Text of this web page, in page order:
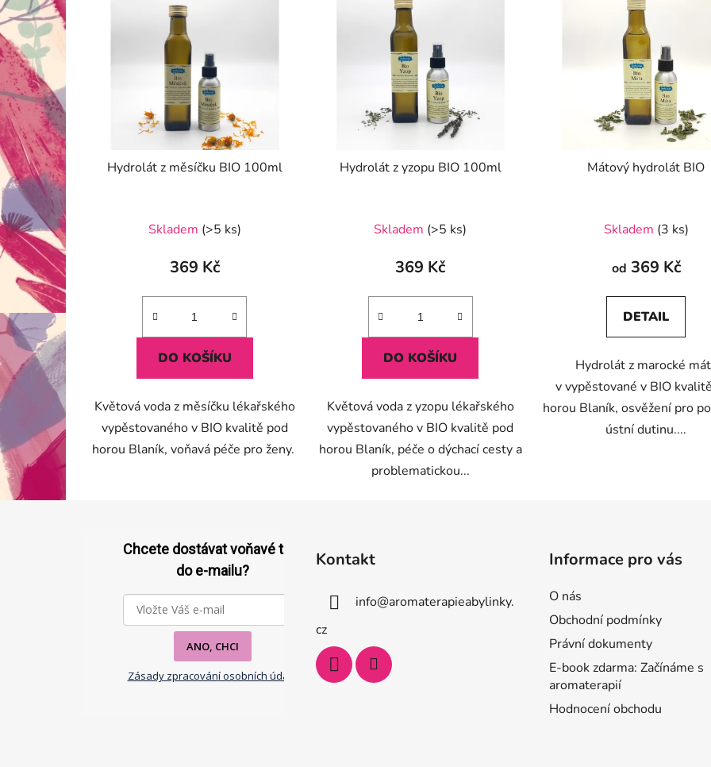
Hydrolát z měsíčku BIO 100ml
Skladem (>5 ks)
369 Kč
DO KOŠÍKU
Květová voda z měsíčku lékařského
vypěstovaného v BIO kvalitě pod
horou Blaník, voňavá péče pro ženy.
Hydrolát z yzopu BIO 100ml
hodnocení
produktu
5,0
z
hvězdiček.
Skladem (>5 ks)
369 Kč
DO KOŠÍKU
Květová voda z yzopu lékařského
vypěstovaného v BIO kvalitě pod
horou Blaník, péče o dýchací cesty a
problematickou...
Mátový hydrolát BIO
Skladem (3 ks)
od 369 Kč
DETAIL
Hydrolát z marocké
v vypěstované v BIO
horou Blaník, osvěžení pro
ústní dutinu....
Chcete dostávat voňavé tipy
do e-mailu?
ANO, CHCI
Zásady zpracování osobních údajů
Kontakt
info@aromaterapieabylinky.
cz
Informace pro vás
O nás
Obchodní podmínky
Právní dokumenty
E-book zdarma: Začínáme s
aromaterapií
Hodnocení obchodu